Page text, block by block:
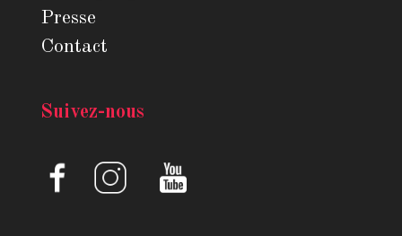
Presse
Contact
Suivez-nous